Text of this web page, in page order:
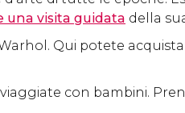
una visita guidata della
Qui potete
viaggiate con bambini.